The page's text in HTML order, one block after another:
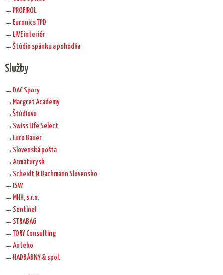
→ PROFIROL
→ Euronics TPD
→ LIVE interiér
→ Štúdio spánku a pohodlia
Služby
→ DAC Spory
→ Margret Academy
→ Štúdiovo
→ Swiss Life Select
→ Euro Bauer
→ Slovenská pošta
→ Armaturysk
→ Scheidt & Bachmann Slovensko
→ ISW
→ MHH, s.r.o.
→ Sentinel
→ STRABAG
→ TORY Consulting
→ Anteko
→ HADBÁBNY & spol.